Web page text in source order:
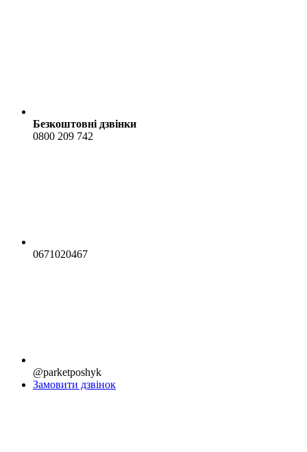
Безкоштовні дзвінки
0800 209 742
0671020467
@parketposhyk
Замовити дзвінок